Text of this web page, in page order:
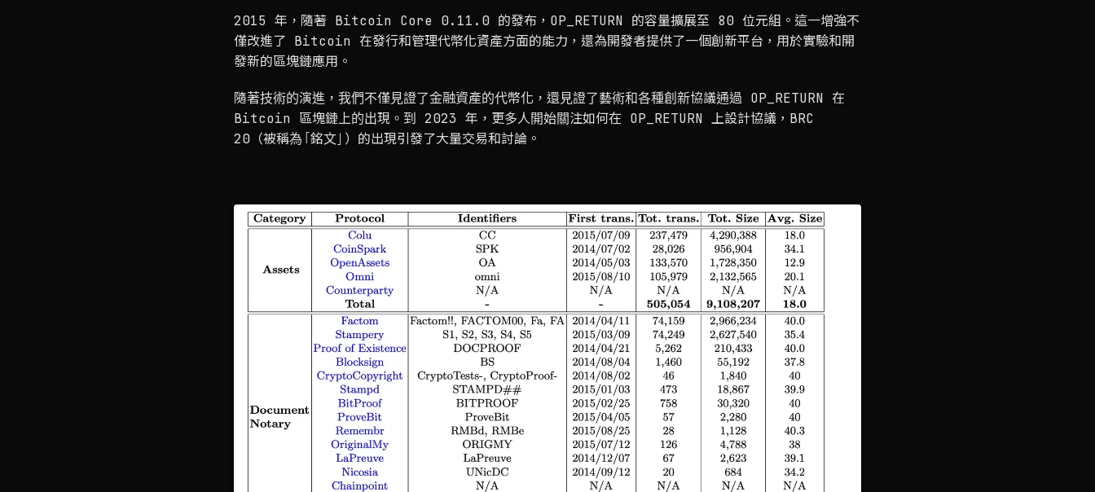
2015 年，隨著 Bitcoin Core 0.11.0 的發布，OP_RETURN 的容量擴展至 80 位元組。這一增強不
僅改進了 Bitcoin 在發行和管理代幣化資產方面的能力，還為開發者提供了一個創新平台，用於實驗和開
發新的區塊鏈應用。
隨著技術的演進，我們不僅見證了金融資產的代幣化，還見證了藝術和各種創新協議通過 OP_RETURN 在
Bitcoin 區塊鏈上的出現。到 2023 年，更多人開始關注如何在 OP_RETURN 上設計協議，BRC
20（被稱為「銘文」）的出現引發了大量交易和討論。